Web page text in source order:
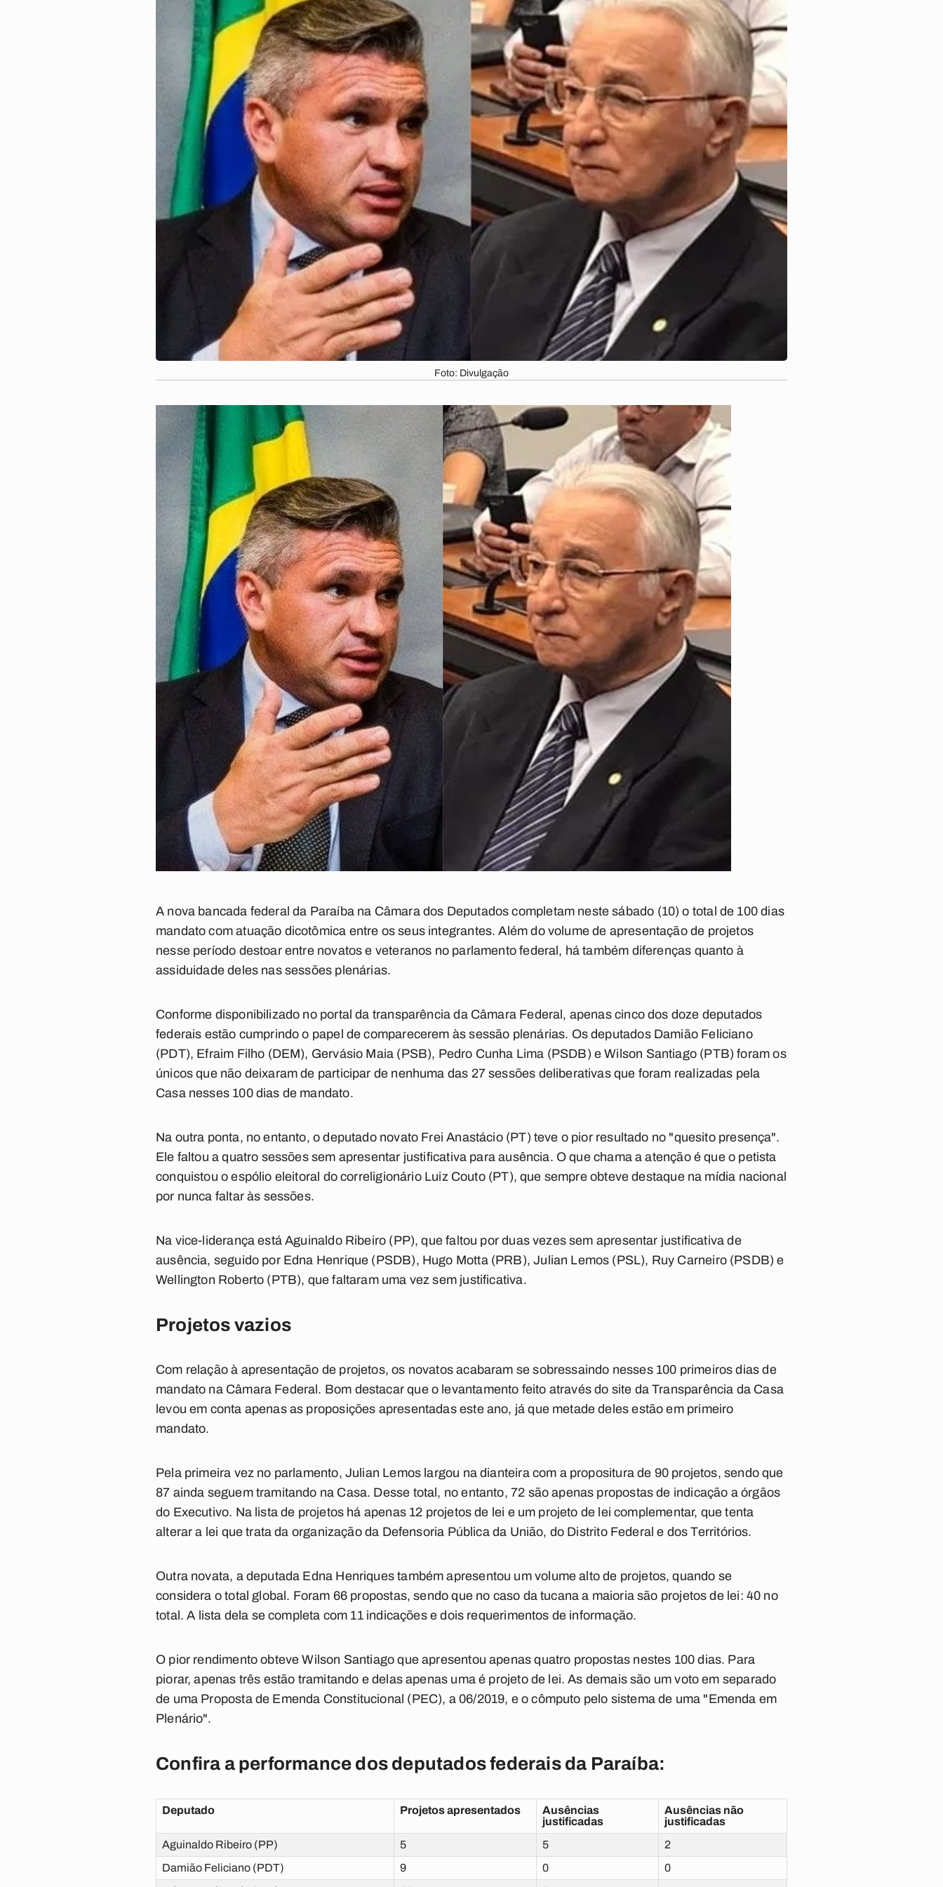
Foto: Divulgação
A nova bancada federal da Paraíba na Câmara dos Deputados completam neste sábado (10) o total de 100 dias
mandato com atuação dicotômica entre os seus integrantes. Além do volume de apresentação de projetos
nesse período destoar entre novatos e veteranos no parlamento federal, há também diferenças quanto à
assiduidade deles nas sessões plenárias.
Conforme disponibilizado no portal da transparência da Câmara Federal, apenas cinco dos doze deputados
federais estão cumprindo o papel de comparecerem às sessão plenárias. Os deputados Damião Feliciano
(PDT), Efraim Filho (DEM), Gervásio Maia (PSB), Pedro Cunha Lima (PSDB) e Wilson Santiago (PTB) foram os
únicos que não deixaram de participar de nenhuma das 27 sessões deliberativas que foram realizadas pela
Casa nesses 100 dias de mandato.
Na outra ponta, no entanto, o deputado novato Frei Anastácio (PT) teve o pior resultado no "quesito presença".
Ele faltou a quatro sessões sem apresentar justificativa para ausência. O que chama a atenção é que o petista
conquistou o espólio eleitoral do correligionário Luiz Couto (PT), que sempre obteve destaque na mídia nacional
por nunca faltar às sessões.
Na vice-liderança está Aguinaldo Ribeiro (PP), que faltou por duas vezes sem apresentar justificativa de
ausência, seguido por Edna Henrique (PSDB), Hugo Motta (PRB), Julian Lemos (PSL), Ruy Carneiro (PSDB) e
Wellington Roberto (PTB), que faltaram uma vez sem justificativa.
Projetos vazios
Com relação à apresentação de projetos, os novatos acabaram se sobressaindo nesses 100 primeiros dias de
mandato na Câmara Federal. Bom destacar que o levantamento feito através do site da Transparência da Casa
levou em conta apenas as proposições apresentadas este ano, já que metade deles estão em primeiro
mandato.
Pela primeira vez no parlamento, Julian Lemos largou na dianteira com a propositura de 90 projetos, sendo que
87 ainda seguem tramitando na Casa. Desse total, no entanto, 72 são apenas propostas de indicação a órgãos
do Executivo. Na lista de projetos há apenas 12 projetos de lei e um projeto de lei complementar, que tenta
alterar a lei que trata da organização da Defensoria Pública da União, do Distrito Federal e dos Territórios.
Outra novata, a deputada Edna Henriques também apresentou um volume alto de projetos, quando se
considera o total global. Foram 66 propostas, sendo que no caso da tucana a maioria são projetos de lei: 40 no
total. A lista dela se completa com 11 indicações e dois requerimentos de informação.
O pior rendimento obteve Wilson Santiago que apresentou apenas quatro propostas nestes 100 dias. Para
piorar, apenas três estão tramitando e delas apenas uma é projeto de lei. As demais são um voto em separado
de uma Proposta de Emenda Constitucional (PEC), a 06/2019, e o cômputo pelo sistema de uma "Emenda em
Plenário".
Confira a performance dos deputados federais da Paraíba:
Deputado Projetos apresentados
Ausências
justificadas
Ausências não
justificadas
Aguinaldo Ribeiro (PP)
5 5
2
Damião Feliciano (PDT)
9 0
0